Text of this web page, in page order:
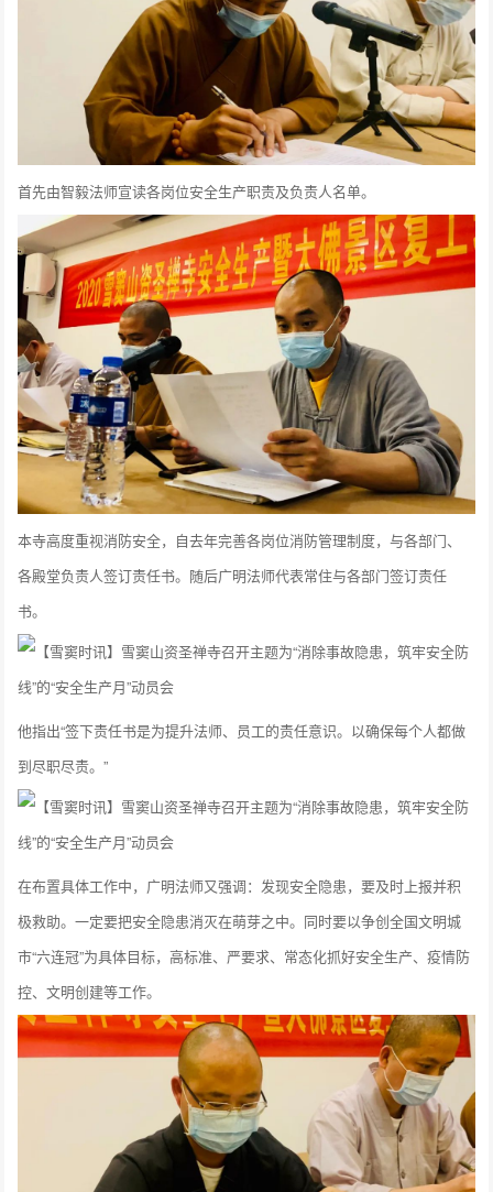
首先由智毅法师宣读各岗位安全生产职责及负责人名单。
本寺高度重视消防安全，自去年完善各岗位消防管理制度，与各部门、
各殿堂负责人签订责任书。随后广明法师代表常住与各部门签订责任
书。
他指出“签下责任书是为提升法师、员工的责任意识。以确保每个人都做
到尽职尽责。”
在布置具体工作中，广明法师又强调：发现安全隐患，要及时上报并积
极救助。一定要把安全隐患消灭在萌芽之中。同时要以争创全国文明城
市“六连冠”为具体目标，高标准、严要求、常态化抓好安全生产、疫情防
控、文明创建等工作。